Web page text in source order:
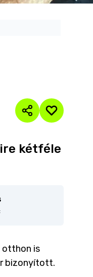
kétféle
otthon is
bizonyított.